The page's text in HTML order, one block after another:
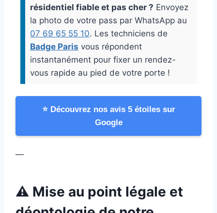
résidentiel fiable et pas cher ? Envoyez
la photo de votre pass par WhatsApp au
07 69 65 55 10. Les techniciens de
Badge Paris vous répondent
instantanément pour fixer un rendez-
vous rapide au pied de votre porte !
⭐ Découvrez nos avis 5 étoiles sur
Google
—
⚠️ Mise au point légale et